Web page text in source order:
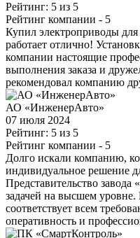
Рейтинг: 5 из 5
Рейтинг компании - 5
Купил электроприводы для
работает отлично!
компании настоящие
выполнения заказа и
рекомендовал компанию
АО «ИнженерАвто»
07 июля 2024
Рейтинг: 5 из 5
Рейтинг компании - 5
Долго искали компанию,
индивидуальное решение
Представительство
задачей на высшем уровне.
соответствует всем
оперативность и